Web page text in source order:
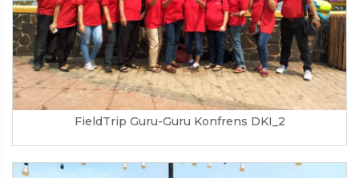
FieldTrip Guru-Guru Konfrens DKI_2